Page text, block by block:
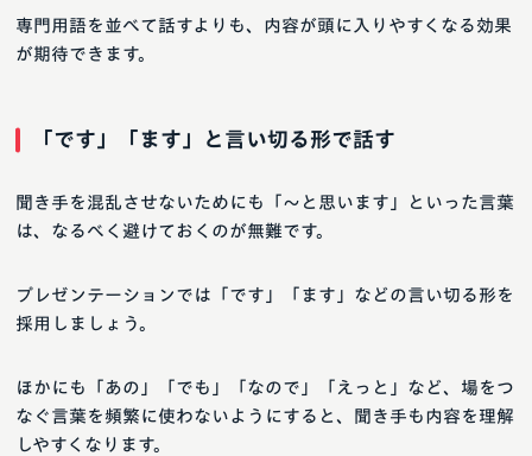
専門用語を並べて話すよりも、内容が頭に入りやすくなる効果
が期待できます。
「です」「ます」と言い切る形で話す
聞き手を混乱させないためにも「～と思います」といった言葉
は、なるべく避けておくのが無難です。
プレゼンテーションでは「です」「ます」などの言い切る形を
採用しましょう。
ほかにも「あの」「でも」「なので」「えっと」など、場をつ
なぐ言葉を頻繁に使わないようにすると、聞き手も内容を理解
しやすくなります。